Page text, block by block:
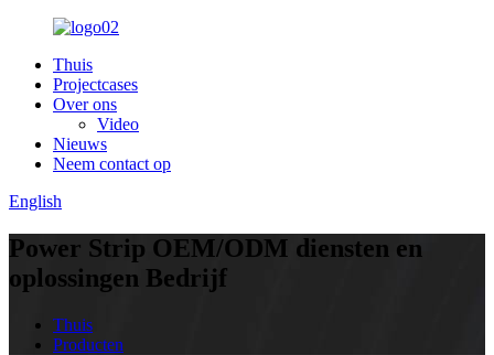
Thuis
Projectcases
Over ons
Video
Nieuws
Neem contact op
English
Power Strip OEM/ODM diensten en
oplossingen Bedrijf
Thuis
Producten